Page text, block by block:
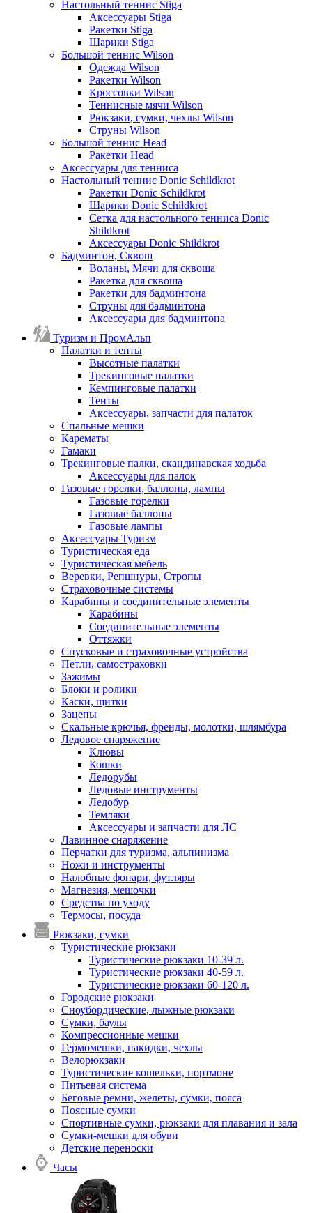
Настольный теннис Stiga
Аксессуары Stiga
Ракетки Stiga
Шарики Stiga
Большой теннис Wilson
Одежда Wilson
Ракетки Wilson
Кроссовки Wilson
Теннисные мячи Wilson
Рюкзаки, сумки, чехлы Wilson
Струны Wilson
Большой теннис Head
Ракетки Head
Аксессуары для тенниса
Настольный теннис Donic Schildkrot
Ракетки Donic Schildkrot
Шарики Donic Schildkrot
Сетка для настольного тенниса Donic
Shildkrot
Аксессуары Donic Shildkrot
Бадминтон, Сквош
Воланы, Мячи для сквоша
Ракетка для сквоша
Ракетки для бадминтона
Струны для бадминтона
Аксессуары для бадминтона
Туризм и ПромАльп
Палатки и тенты
Высотные палатки
Трекинговые палатки
Кемпинговые палатки
Тенты
Аксессуары, запчасти для палаток
Спальные мешки
Карематы
Гамаки
Трекинговые палки, скандинавская ходьба
Аксессуары для палок
Газовые горелки, баллоны, лампы
Газовые горелки
Газовые баллоны
Газовые лампы
Аксессуары Туризм
Туристическая еда
Туристическая мебель
Веревки, Репшнуры, Стропы
Страховочные системы
Карабины и соединительные элементы
Карабины
Соединительные элементы
Оттяжки
Спусковые и страховочные устройства
Петли, самостраховки
Зажимы
Блоки и ролики
Каски, щитки
Зацепы
Скальные крючья, френды, молотки, шлямбура
Ледовое снаряжение
Клювы
Кошки
Ледорубы
Ледовые инструменты
Ледобур
Темляки
Аксессуары и запчасти для ЛС
Лавинное снаряжение
Перчатки для туризма, альпинизма
Ножи и инструменты
Налобные фонари, футляры
Магнезия, мешочки
Средства по уходу
Термосы, посуда
Рюкзаки, сумки
Туристические рюкзаки
Туристические рюкзаки 10-39 л.
Туристические рюкзаки 40-59 л.
Туристические рюкзаки 60-120 л.
Городские рюкзаки
Сноубордические, лыжные рюкзаки
Сумки, баулы
Компрессионные мешки
Гермомешки, накидки, чехлы
Велорюкзаки
Туристические кошельки, портмоне
Питьевая система
Беговые ремни, желеты, сумки, пояса
Поясные сумки
Спортивные сумки, рюкзаки для плавания и зала
Сумки-мешки для обуви
Детские переноски
Часы